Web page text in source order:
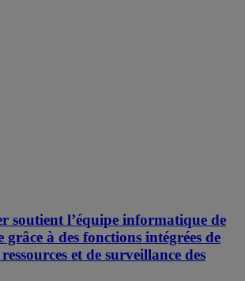
soutient l’équipe informatique de
à des fonctions intégrées de
et de surveillance des